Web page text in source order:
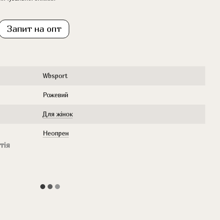
Запит на опт
Wbsport
Рожевий
Для жінок
Неопрен